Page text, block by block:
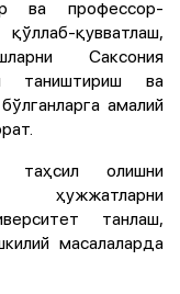
ва профессор-
қувватлаш,
Саксония
таништириш ва
амалий
таҳсил олишни
ҳужжатларни
танлаш,
масалаларда